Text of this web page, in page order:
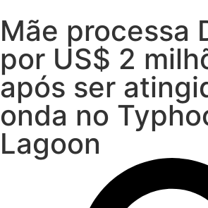
Mãe processa
por US$ 2
após ser
onda no
Lagoon